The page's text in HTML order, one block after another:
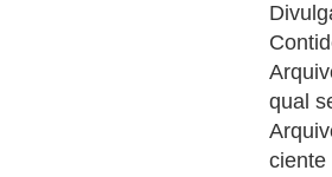
qual
ciente